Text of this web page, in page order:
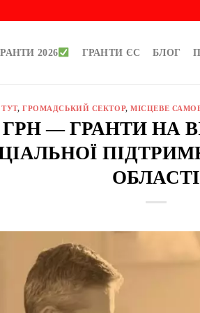
2026 ГРАНТИ ЄС БЛОГ
,ГРОМАДСЬКИЙ СЕКТОР,МІСЦЕВЕ
ГРН — ГРАНТИ НА
ОБЛАСТІ